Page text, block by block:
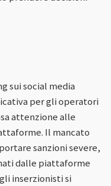
sui social media
per gli operatori
attenzione alle
Il mancato
sanzioni severe,
dalle piattaforme
inserzionisti si